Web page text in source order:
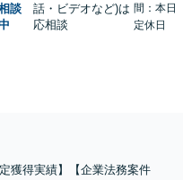
談
話・ビデオなど)は
応相談
間：本日
定休日
獲得実績】【企業法務案件